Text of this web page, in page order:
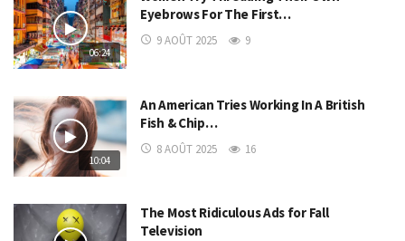
06:24
Eyebrows For The First…
9 AOÛT 2025 9
10:04
An American Tries Working In A British
Fish & Chip…
8 AOÛT 2025 16
The Most Ridiculous Ads for Fall
Television